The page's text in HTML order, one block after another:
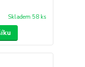
Skladem 58 ks